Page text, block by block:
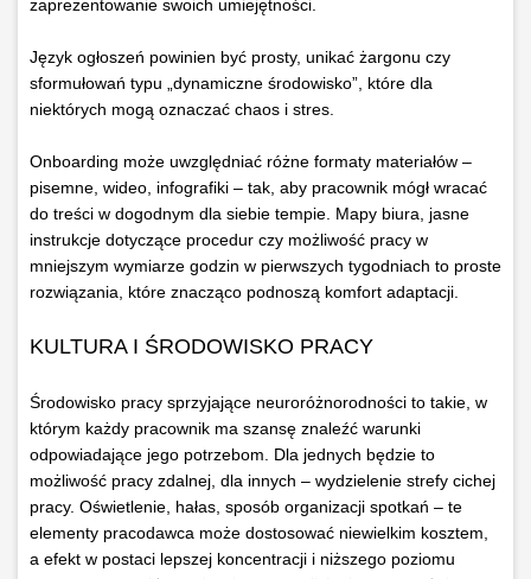
zaprezentowanie swoich umiejętności.
Język ogłoszeń powinien być prosty, unikać żargonu czy
sformułowań typu „dynamiczne środowisko”, które dla
niektórych mogą oznaczać chaos i stres.
Onboarding może uwzględniać różne formaty materiałów –
pisemne, wideo, infografiki – tak, aby pracownik mógł wracać
do treści w dogodnym dla siebie tempie. Mapy biura, jasne
instrukcje dotyczące procedur czy możliwość pracy w
mniejszym wymiarze godzin w pierwszych tygodniach to proste
rozwiązania, które znacząco podnoszą komfort adaptacji.
KULTURA I ŚRODOWISKO PRACY
Środowisko pracy sprzyjające neuroróżnorodności to takie, w
którym każdy pracownik ma szansę znaleźć warunki
odpowiadające jego potrzebom. Dla jednych będzie to
możliwość pracy zdalnej, dla innych – wydzielenie strefy cichej
pracy. Oświetlenie, hałas, sposób organizacji spotkań – te
elementy pracodawca może dostosować niewielkim kosztem,
a efekt w postaci lepszej koncentracji i niższego poziomu